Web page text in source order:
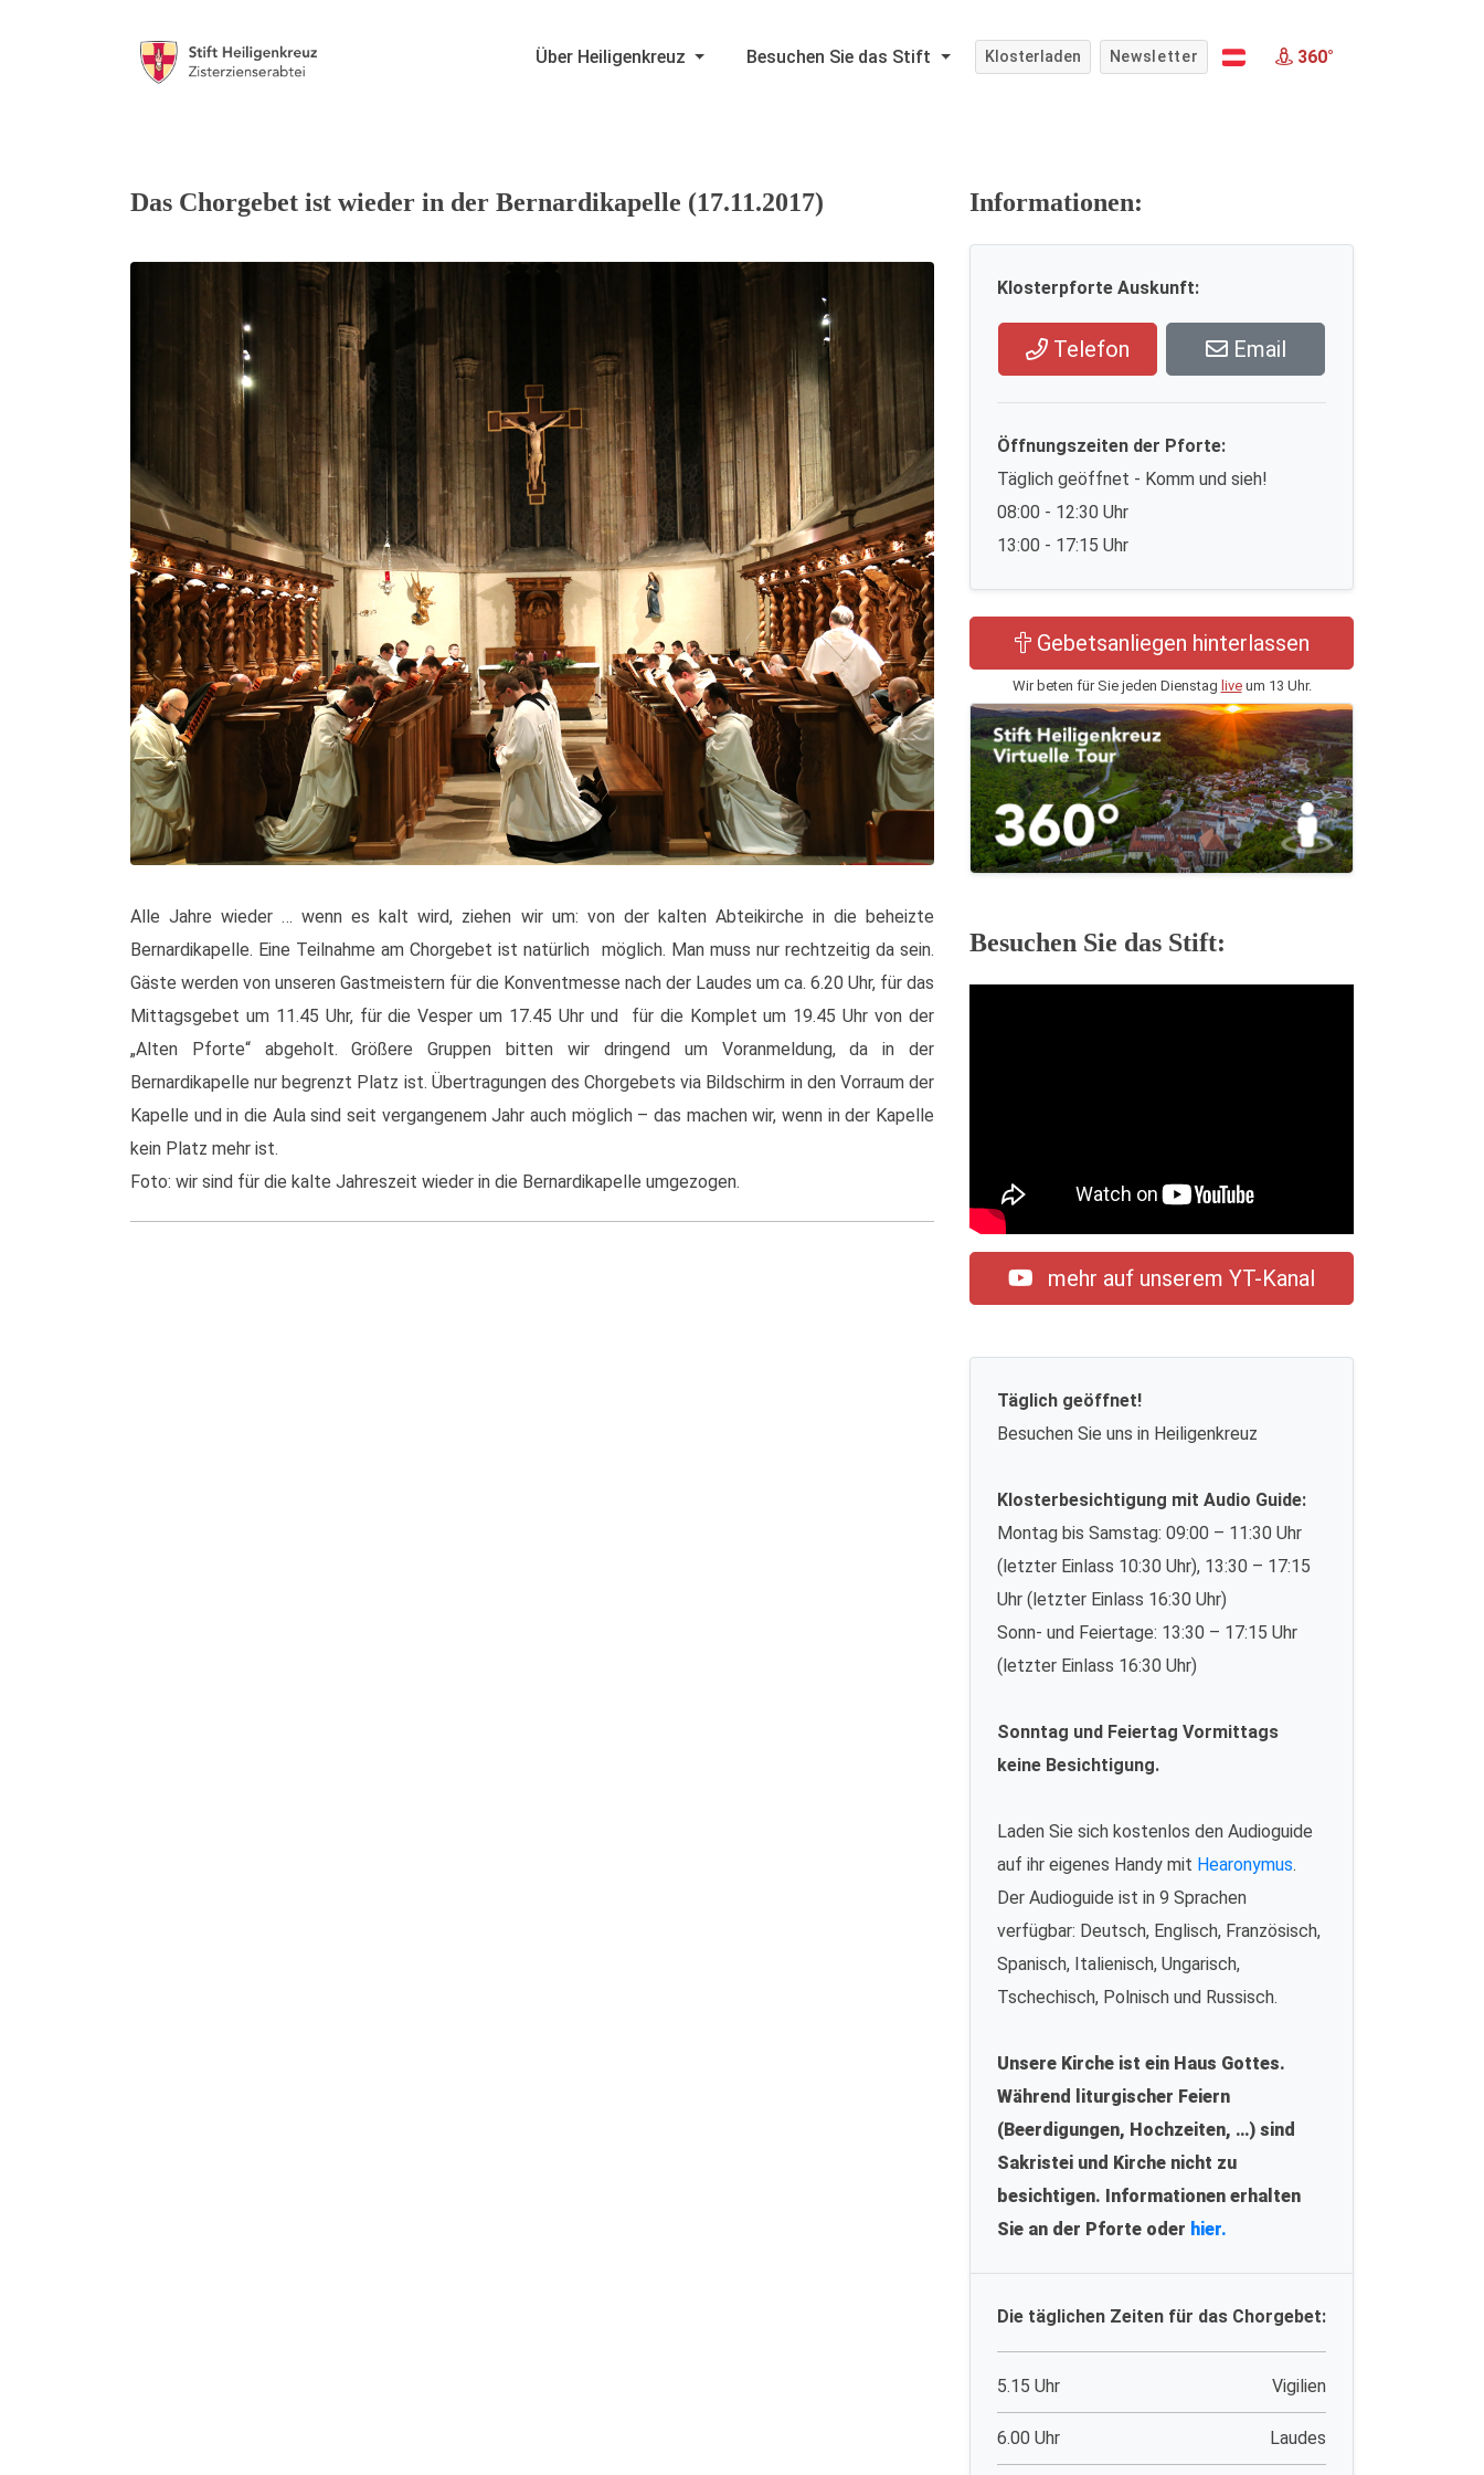
Über Heiligenkreuz Besuchen Sie das Stift Klosterladen Newsletter 360°
Das Chorgebet ist wieder in der Bernardikapelle (17.11.2017)
Alle Jahre wieder … wenn es kalt wird, ziehen wir um: von der kalten Abteikirche in die beheizte
Bernardikapelle. Eine Teilnahme am Chorgebet ist natürlich möglich. Man muss nur rechtzeitig da sein.
Gäste werden von unseren Gastmeistern für die Konventmesse nach der Laudes um ca. 6.20 Uhr, für das
Mittagsgebet um 11.45 Uhr, für die Vesper um 17.45 Uhr und für die Komplet um 19.45 Uhr von der
„Alten Pforte“ abgeholt. Größere Gruppen bitten wir dringend um Voranmeldung, da in der
Bernardikapelle nur begrenzt Platz ist. Übertragungen des Chorgebets via Bildschirm in den Vorraum der
Kapelle und in die Aula sind seit vergangenem Jahr auch möglich – das machen wir, wenn in der Kapelle
kein Platz mehr ist.
Foto: wir sind für die kalte Jahreszeit wieder in die Bernardikapelle umgezogen.
Informationen:
Klosterpforte Auskunft:
Telefon Email
Öffnungszeiten der Pforte:
Täglich geöffnet - Komm und sieh!
08:00 - 12:30 Uhr
13:00 - 17:15 Uhr
Gebetsanliegen hinterlassen
Wir beten für Sie jeden Dienstag liveum 13 Uhr.
Besuchen Sie das Stift:
mehr auf unserem YT-Kanal
Täglich geöffnet!
Besuchen Sie uns in Heiligenkreuz
Klosterbesichtigung mit Audio Guide:
Montag bis Samstag: 09:00 – 11:30 Uhr
(letzter Einlass 10:30 Uhr), 13:30 – 17:15
Uhr (letzter Einlass 16:30 Uhr)
Sonn- und Feiertage: 13:30 – 17:15 Uhr
(letzter Einlass 16:30 Uhr)
Sonntag und Feiertag Vormittags
keine Besichtigung.
Laden Sie sich kostenlos den Audioguide
auf ihr eigenes Handy mit Hearonymus.
Der Audioguide ist in 9 Sprachen
verfügbar: Deutsch, Englisch, Französisch,
Spanisch, Italienisch, Ungarisch,
Tschechisch, Polnisch und Russisch.
Unsere Kirche ist ein Haus Gottes.
Während liturgischer Feiern
(Beerdigungen, Hochzeiten, …) sind
Sakristei und Kirche nicht zu
besichtigen. Informationen erhalten
Sie an der Pforte oder hier.
Die täglichen Zeiten für das Chorgebet:
5.15 Uhr Vigilien
6.00 Uhr Laudes